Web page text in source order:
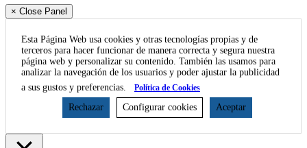
× Close Panel
Esta Página Web usa cookies y otras tecnologías propias y de
terceros para hacer funcionar de manera correcta y segura nuestra
página web y personalizar su contenido. También las usamos para
analizar la navegación de los usuarios y poder ajustar la publicidad
a sus gustos y preferencias.
Política de Cookies
Rechazar Configurar cookies Aceptar